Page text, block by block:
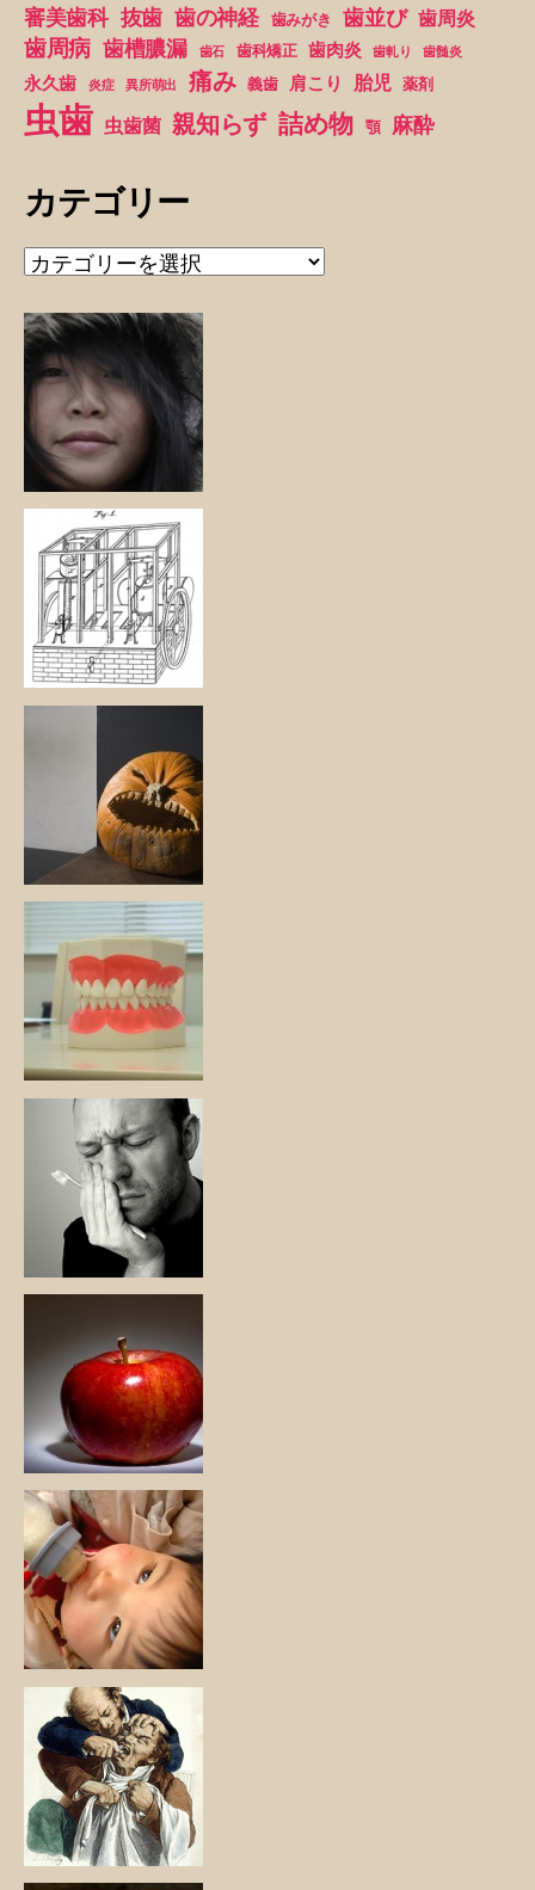
審美歯科 抜歯 歯の神経 歯みがき 歯並び 歯周炎
歯周病 歯槽膿漏 歯石 歯科矯正 歯肉炎 歯軋り 歯髄炎
永久歯 炎症 異所萌出 痛み 義歯 肩こり 胎児 薬剤
虫歯 虫歯菌 親知らず 詰め物 顎 麻酔
カテゴリー
カ
テ
リ
ー